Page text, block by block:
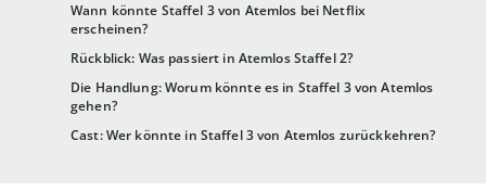
Wann könnte Staffel 3 von Atemlos bei Netflix
erscheinen?
Rückblick: Was passiert in Atemlos Staffel 2?
Die Handlung: Worum könnte es in Staffel 3 von Atemlos
gehen?
Cast: Wer könnte in Staffel 3 von Atemlos zurückkehren?